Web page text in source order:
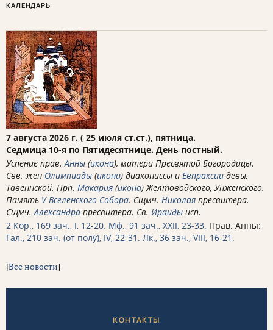
КАЛЕНДАРЬ
7 августа 2026 г. ( 25 июля ст.ст.), пятница.
Седмица 10-я по Пятидесятнице. День постный.
Успение прав.Анны (икона), матери Пресвятой Богородицы.
Свв. жен Олимпиады (икона) диакониссы и Евпраксии девы,
Тавеннской. Прп. Макария (икона) Желтоводского, Унженского.
Память V Вселенского Собора. Сщмч. Николая пресвитера.
Сщмч.Александра пресвитера. Св. Ираиды исп.
2 Кор., 169 зач., I, 12-20. Мф., 91 зач., XXII, 23-33. Прав. Анны:
Гал., 210 зач. (от полу́), IV, 22-31. Лк., 36 зач., VIII, 16-21.
[Все новости]
КОНТАКТЫ